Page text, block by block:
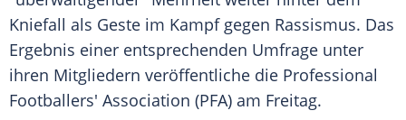
Kniefall als Geste im Kampf gegen Rassismus. Das
Ergebnis einer entsprechenden Umfrage unter
ihren Mitgliedern veröffentliche die Professional
Footballers' Association (PFA) am Freitag.